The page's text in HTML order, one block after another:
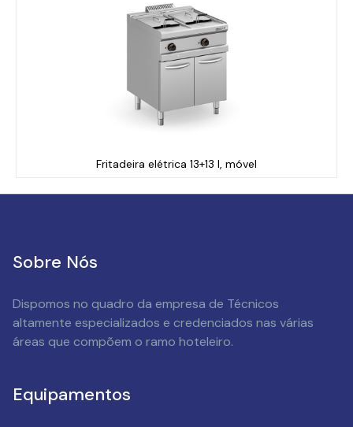
Fritadeira elétrica 13+13 l, móvel
Sobre Nós
Dispomos no quadro da empresa de Técnicos
altamente especializados e credenciados nas várias
áreas que compõem o ramo hoteleiro.
Equipamentos